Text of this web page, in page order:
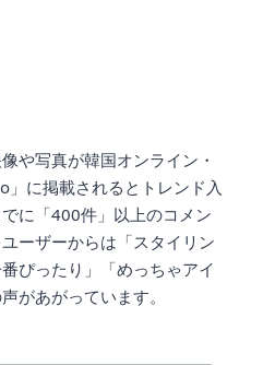
や写真が韓国オンライン・
」に掲載されるとトレンド入
に「400件」以上のコメン
ーザーからは「スタイリン
ぴったり」「めっちゃアイ
があがっています。